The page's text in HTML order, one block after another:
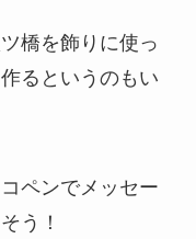
橋を飾りに使っ
るというのもい
ペンでメッセー
う！